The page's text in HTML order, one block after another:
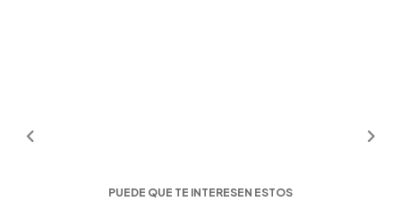
PUEDE QUE TE INTERESEN ESTOS